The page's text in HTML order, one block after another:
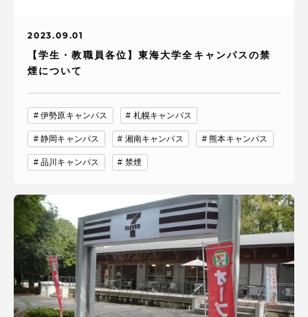
2023.09.01
【学生・教職員各位】東海大学全キャンパスの禁
煙について
伊勢原キャンパス 札幌キャンパス
静岡キャンパス 湘南キャンパス 熊本キャンパス
品川キャンパス 禁煙